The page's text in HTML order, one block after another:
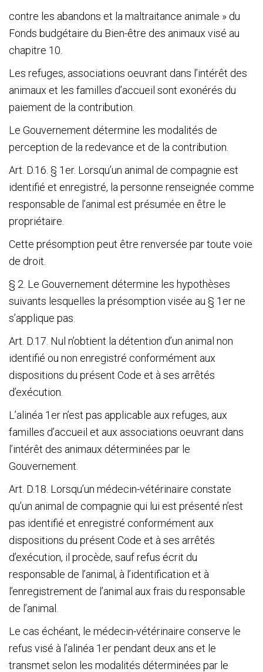
contre les abandons et la maltraitance animale » du
Fonds budgétaire du Bien-être des animaux visé au
chapitre 10.
Les refuges, associations oeuvrant dans l’intérêt des
animaux et les familles d’accueil sont exonérés du
paiement de la contribution.
Le Gouvernement détermine les modalités de
perception de la redevance et de la contribution.
Art. D.16. § 1 er. Lorsqu’un animal de compagnie est
identifié et enregistré, la personne renseignée comme
responsable de l’animal est présumée en être le
propriétaire.
Cette présomption peut être renversée par toute voie
de droit.
§ 2. Le Gouvernement détermine les hypothèses
suivants lesquelles la présomption visée au § 1 erne
s’applique pas.
Art. D.17. Nul n’obtient la détention d’un animal non
identifié ou non enregistré conformément aux
dispositions du présent Code et à ses arrêtés
d’exécution.
L’alinéa 1 ern’est pas applicable aux refuges, aux
familles d’accueil et aux associations oeuvrant dans
l’intérêt des animaux déterminées par le
Gouvernement.
Art. D.18. Lorsqu’un médecin-vétérinaire constate
qu’un animal de compagnie qui lui est présenté n’est
pas identifié et enregistré conformément aux
dispositions du présent Code et à ses arrêtés
d’exécution, il procède, sauf refus écrit du
responsable de l’animal, à l’identification et à
l’enregistrement de l’animal aux frais du responsable
de l’animal.
Le cas échéant, le médecin-vétérinaire conserve le
refus visé à l’alinéa 1 erpendant deux ans et le
transmet selon les modalités déterminées par le